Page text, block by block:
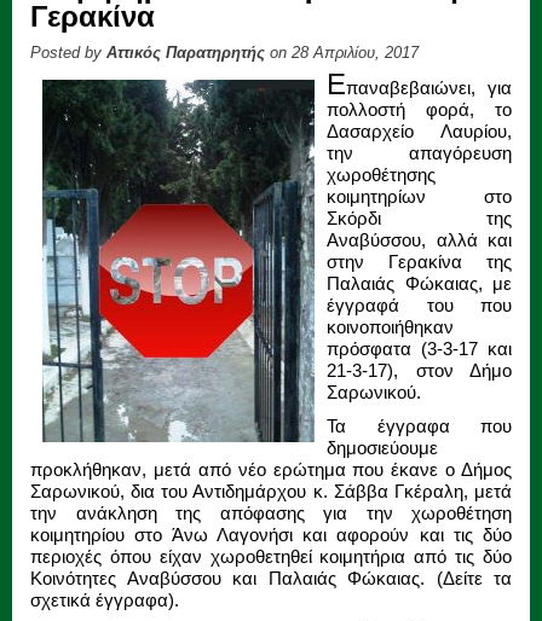
Γερακίνα
Posted by Αττικός Παρατηρητής on 28 Απριλίου, 2017
Επαναβεβαιώνει, για
πολλοστή φορά, το
Δασαρχείο Λαυρίου,
την απαγόρευση
χωροθέτησης
κοιμητηρίων στο
Σκόρδι της
Αναβύσσου, αλλά και
στην Γερακίνα της
Παλαιάς Φώκαιας, με
έγγραφά του που
κοινοποιήθηκαν
πρόσφατα (3-3-17 και
21-3-17), στον Δήμο
Σαρωνικού.
Τα έγγραφα που
δημοσιεύουμε
προκλήθηκαν, μετά από νέο ερώτημα που έκανε ο Δήμος
Σαρωνικού, δια του Αντιδημάρχου κ. Σάββα Γκέραλη, μετά
την ανάκληση της απόφασης για την χωροθέτηση
κοιμητηρίου στο Άνω Λαγονήσι και αφορούν και τις δύο
περιοχές όπου είχαν χωροθετηθεί κοιμητήρια από τις δύο
Κοινότητες Αναβύσσου και Παλαιάς Φώκαιας. (Δείτε τα
σχετικά έγγραφα).